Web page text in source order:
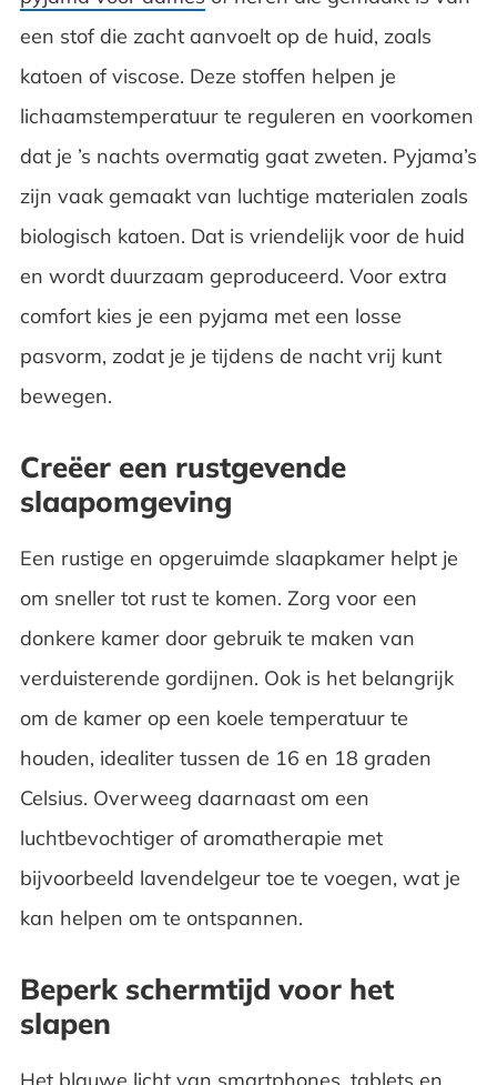
een stof die zacht aanvoelt op de huid, zoals
katoen of viscose. Deze stoffen helpen je
lichaamstemperatuur te reguleren en voorkomen
dat je ’s nachts overmatig gaat zweten. Pyjama’s
zijn vaak gemaakt van luchtige materialen zoals
biologisch katoen. Dat is vriendelijk voor de huid
en wordt duurzaam geproduceerd. Voor extra
comfort kies je een pyjama met een losse
pasvorm, zodat je je tijdens de nacht vrij kunt
bewegen.
Creëer een rustgevende
slaapomgeving
Een rustige en opgeruimde slaapkamer helpt je
om sneller tot rust te komen. Zorg voor een
donkere kamer door gebruik te maken van
verduisterende gordijnen. Ook is het belangrijk
om de kamer op een koele temperatuur te
houden, idealiter tussen de 16 en 18 graden
Celsius. Overweeg daarnaast om een
luchtbevochtiger of aromatherapie met
bijvoorbeeld lavendelgeur toe te voegen, wat je
kan helpen om te ontspannen.
Beperk schermtijd voor het
slapen
Het blauwe licht van smartphones, tablets en